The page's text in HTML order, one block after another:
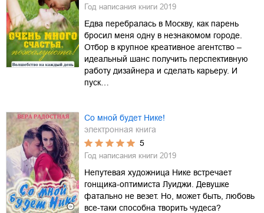
Год написания книги 2019
Едва перебралась в Москву, как парень
бросил меня одну в незнакомом городе.
Отбор в крупное креативное агентство –
идеальный шанс получить перспективную
работу дизайнера и сделать карьеру. И
пуск…
Со мной будет Нике!
электронная книга
5
Год написания книги 2019
Непутевая художница Нике встречает
гонщика-оптимиста Луиджи. Девушке
фатально не везет. Но, может быть, любовь
все-таки способна творить чудеса?